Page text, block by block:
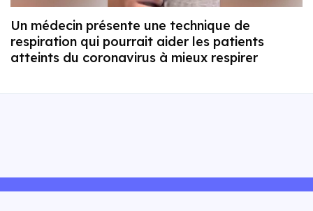
Un médecin présente une technique de
respiration qui pourrait aider les patients
atteints du coronavirus à mieux respirer